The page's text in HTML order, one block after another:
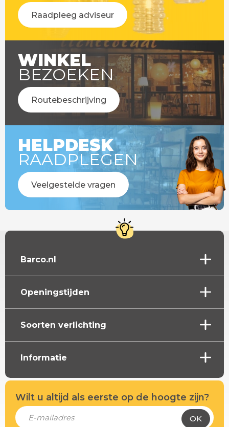
Raadpleeg adviseur
WINKEL
BEZOEKEN
Routebeschrijving
HELPDESK
RAADPLEGEN
Veelgestelde vragen
Barco.nl
Openingstijden
Soorten verlichting
Informatie
Wilt u altijd als eerste op de hoogte zijn?
OK